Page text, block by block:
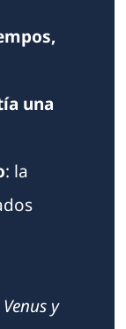
una
: la
y